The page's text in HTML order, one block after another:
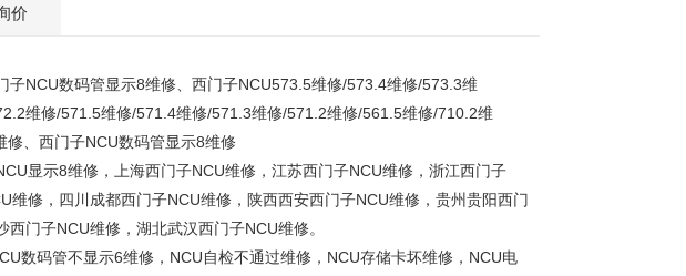
价
子NCU数码管显示8维修、西门子NCU573.5维修/573.4维修/573.3维
维修/571.5维修/571.4维修/571.3维修/571.2维修/561.5维修/710.2维
、西门子NCU数码管显示8维修
显示8维修，上海西门子NCU维修，江苏西门子NCU维修，浙江西门子
维修，四川成都西门子NCU维修，陕西西安西门子NCU维修，贵州贵阳西门
门子NCU维修，湖北武汉西门子NCU维修。
数码管不显示6维修，NCU自检不通过维修，NCU存储卡坏维修，NCU电